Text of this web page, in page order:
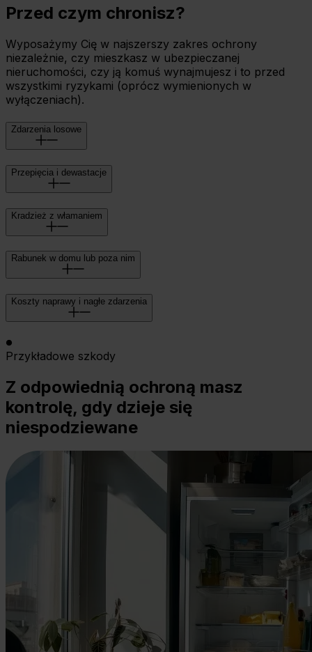
Przed czym chronisz?
Wyposażymy Cię w najszerszy zakres ochrony
niezależnie, czy mieszkasz w ubezpieczanej
nieruchomości, czy ją komuś wynajmujesz i to przed
wszystkimi ryzykami (oprócz wymienionych w
wyłączeniach).
Zdarzenia losowe
Przepięcia i dewastacje
Kradzież z włamaniem
Rabunek w domu lub poza nim
Koszty naprawy i nagłe zdarzenia
Przykładowe szkody
Z odpowiednią ochroną masz
kontrolę, gdy dzieje się
niespodziewane